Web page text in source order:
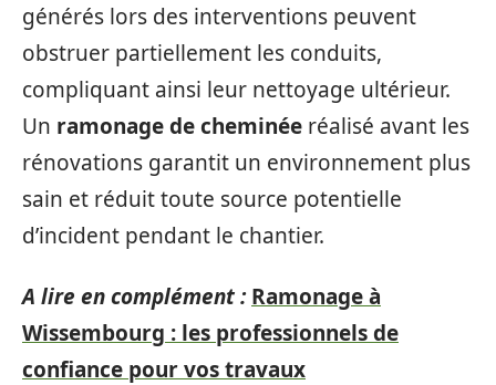
générés lors des interventions peuvent
obstruer partiellement les conduits,
compliquant ainsi leur nettoyage ultérieur.
Un ramonage de cheminée réalisé avant les
rénovations garantit un environnement plus
sain et réduit toute source potentielle
d’incident pendant le chantier.
A lire en complément : Ramonage à
Wissembourg : les professionnels de
confiance pour vos travaux